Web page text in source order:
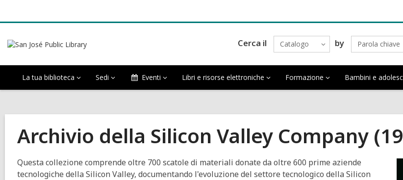
Cerca il Catalogo by Parola chiave
La tua biblioteca Sedi Eventi Libri e risorse elettroniche Formazione Bambini e
Archivio della Silicon Valley Company
Questa collezione comprende oltre 700 scatole di materiali donate da oltre 600 prime aziende
tecnologiche della Silicon Valley, documentando l'evoluzione del settore tecnologico della Silicon